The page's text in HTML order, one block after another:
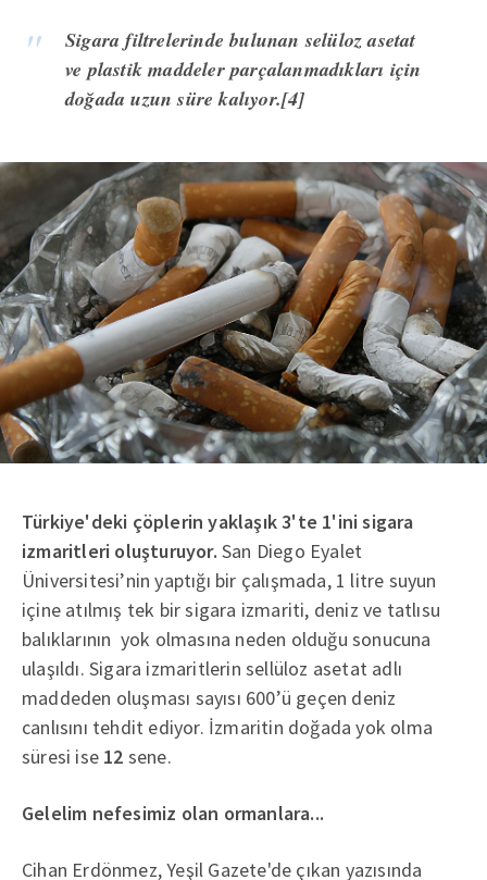
Sigara filtrelerinde bulunan selüloz asetat
ve plastik maddeler parçalanmadıkları için
doğada uzun süre kalıyor.[4]
Türkiye'deki çöplerin yaklaşık 3'te 1'ini sigara
izmaritleri oluşturuyor. San Diego Eyalet
Üniversitesi’nin yaptığı bir çalışmada, 1 litre suyun
içine atılmış tek bir sigara izmariti, deniz ve tatlısu
balıklarının yok olmasına neden olduğu sonucuna
ulaşıldı. Sigara izmaritlerin sellüloz asetat adlı
maddeden oluşması sayısı 600’ü geçen deniz
canlısını tehdit ediyor. İzmaritin doğada yok olma
süresi ise 12 sene.
Gelelim nefesimiz olan ormanlara...
Cihan Erdönmez, Yeşil Gazete'de çıkan yazısında